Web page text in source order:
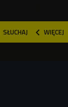
SŁUCHAJ  WIĘCEJ
